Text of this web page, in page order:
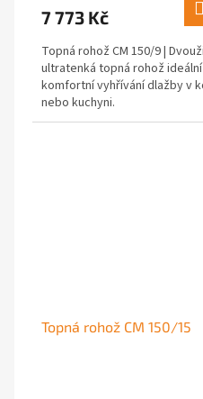
7 773 Kč
Topná rohož CM 150/9 |
ultratenká topná rohož
komfortní vyhřívání dlažby v
nebo kuchyni.
Topná rohož CM 150/15